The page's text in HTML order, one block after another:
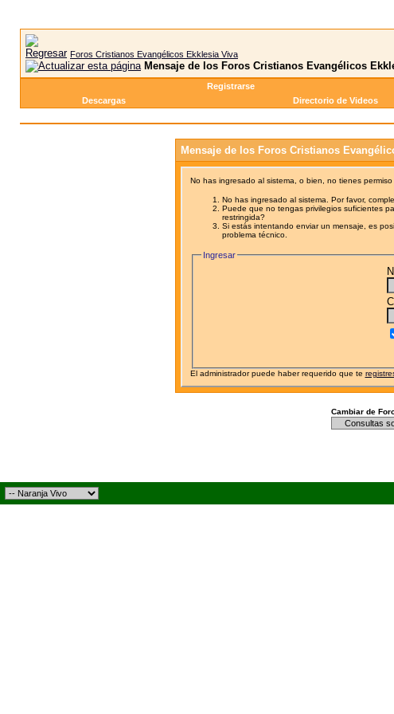
Foros Cristianos Evangélicos Ekklesia Viva
Mensaje de los Foros Cristianos Evangélicos
Registrarse
Descargas
Directorio de Videos
Mensaje de los Foros Cristianos
No has ingresado al sistema, o bien, no tienes
No has ingresado al sistema. Por favor,
Puede que no tengas privilegios suficientes
restringida?
Si estás intentando enviar un mensaje, es
problema técnico.
Ingresar
El administrador puede haber requerido que te
Cambiar de